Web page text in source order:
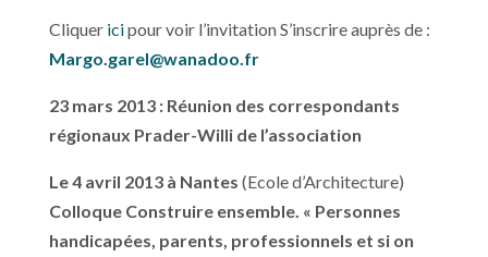
Cliquer icipour voir l’invitation S’inscrire auprès de :
Margo.garel@wanadoo.fr
23 mars 2013 : Réunion des correspondants
régionaux Prader-Willi de l’association
Le 4 avril 2013 à Nantes (Ecole d’Architecture)
Colloque Construire ensemble. « Personnes
handicapées, parents, professionnels et si on